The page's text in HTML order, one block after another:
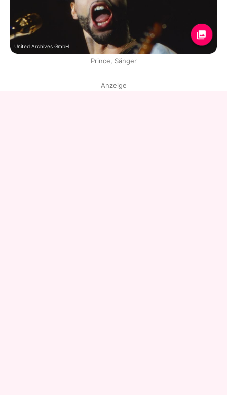
United Archives GmbH
Prince, Sänger
Anzeige